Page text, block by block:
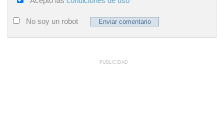
No soy un robot
PUBLICIDAD